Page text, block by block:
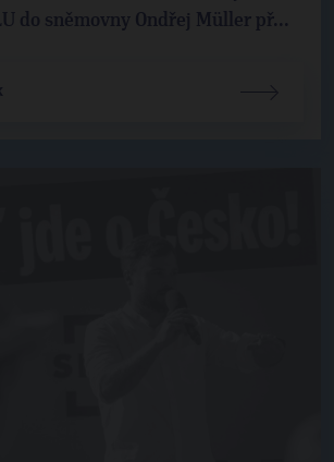
do sněmovny Ondřej Müller př...